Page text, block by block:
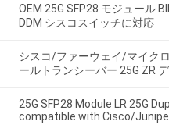
OEM 25G SFP28 モジュール
DDM シスコスイッチに対応
シスコ/ファーウェイ/マイク
ールトランシーバー 25G ZR
25G SFP28 Module LR 25G
compatible with Cisco/